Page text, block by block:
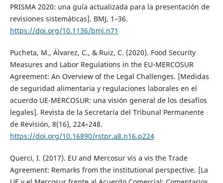
PRISMA 2020: una guía actualizada para la presentación de
revisiones sistemáticas]. BMJ, 1–36.
https://doi.org/10.1136/bmj.n71
Pucheta, M., Álvarez, C., & Ruiz, C. (2020). Food Security
Measures and Labor Regulations in the EU-MERCOSUR
Agreement: An Overview of the Legal Challenges. [Medidas
de seguridad alimentaria y regulaciones laborales en el
acuerdo UE-MERCOSUR: una visión general de los desafíos
legales]. Revista de la Secretaría del Tribunal Permanente
de Revisión, 8(16), 224–248.
https://doi.org/10.16890/rstpr.a8.n16.p224
Querci, I. (2017). EU and Mercosur vis a vis the Trade
Agreement: Remarks from the institutional perspective. [La